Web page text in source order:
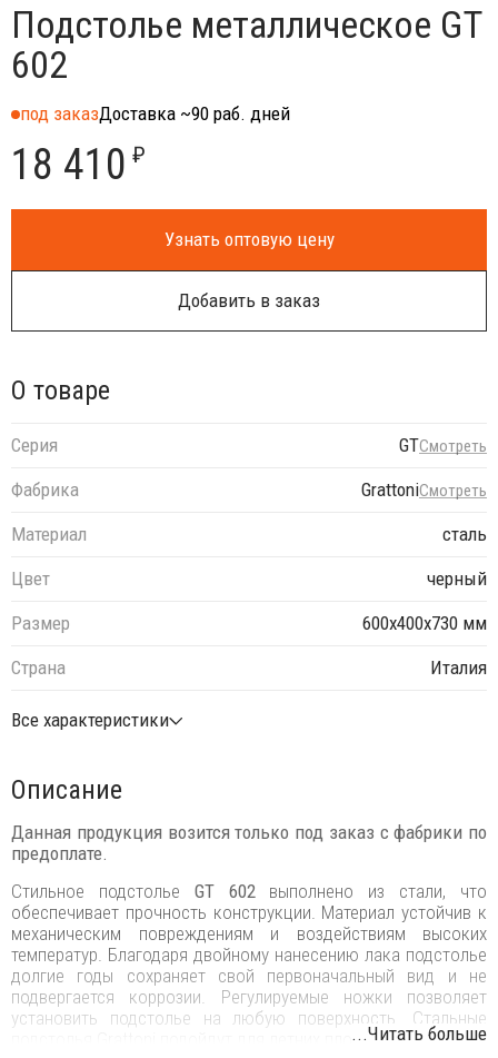
Подстолье металлическое GT
602
под заказДоставка ~90 раб. дней
18 410 ₽
Узнать оптовую цену
Добавить в заказ
О товаре
Серия GTСмотреть
Фабрика GrattoniСмотреть
Материал
сталь
Цвет
черный
Размер
600х400х730 мм
Страна
Италия
Все характеристики
Описание
Данная продукция возится только под заказ с фабрики по
предоплате.
Стильное подстолье GT 602выполнено из стали, что
обеспечивает прочность конструкции. Материал устойчив к
механическим повреждениям и воздействиям высоких
температур. Благодаря двойному нанесению лака подстолье
долгие годы сохраняет свой первоначальный вид и не
подвергается коррозии. Регулируемые ножки позволяет
установить подстолье на любую поверхность. Стальные
подстолья Grattoni подойдут для летних площадок заведений
...Читать больше